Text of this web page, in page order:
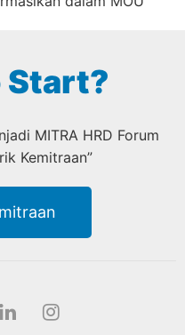
Start?
MITRA HRD Forum
Kemitraan”